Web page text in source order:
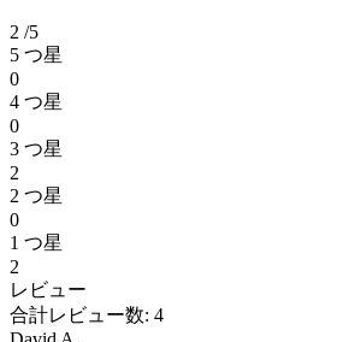
2 /5
5 つ星
0
4 つ星
0
3 つ星
2
2 つ星
0
1 つ星
2
レビュー
合計レビュー数: 4